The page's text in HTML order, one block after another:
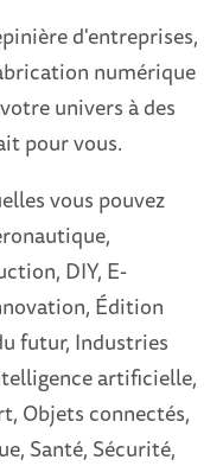
d'entreprises,
numérique
univers à des
pour vous.
vous pouvez
DIY, E-
Édition
futur, Industries
artificielle,
Objets connectés,
Santé, Sécurité,